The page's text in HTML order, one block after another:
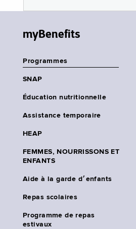
myBenefits
Programmes
SNAP
Éducation nutritionnelle
Assistance temporaire
HEAP
FEMMES, NOURRISSONS ET
ENFANTS
Aide à la garde d׳enfants
Repas scolaires
Programme de repas
estivaux